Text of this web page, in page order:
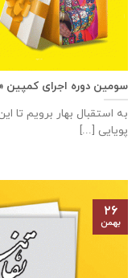
سومین دوره اجرای کمپین «
به استقبال بهار برویم تا
پویایی [...]
۲۶
بهمن